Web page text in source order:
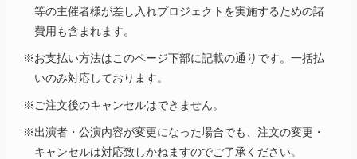
等の主催者様が差し入れプロジェクトを実施するための諸
費用も含まれます。
※お支払い方法はこのページ下部に記載の通りです。一括払
いのみ対応しております。
※ご注文後のキャンセルはできません。
※出演者・公演内容が変更になった場合でも、注文の変更・
キャンセルは対応致しかねますのでご了承ください。